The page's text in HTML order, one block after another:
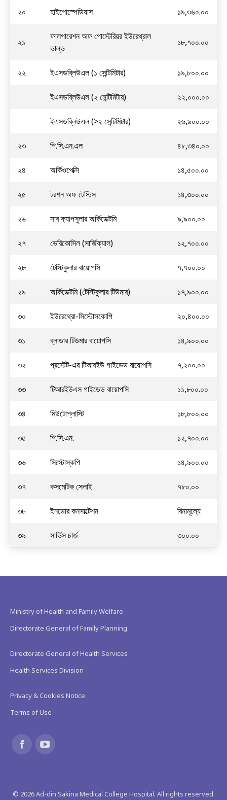
২০ হাইপোস্পেডিয়াস ১৯,৩৬০.০০
২১
ফালগারেশন অফ পোস্টেরিয়র ইউরেথ্রাল
ভাল্ভ
১৮,৭০০.০০
২২ ইএসডব্লিউএল (১ সেন্টিমিটার) ১৯,৮০০.০০
ইএসডব্লিউএল (২ সেন্টিমিটার) ২২,০০০.০০
ইএসডব্লিউএল (>২ সেন্টিমিটার) ২৬,৯০০.০০
২৩ পি.সি.এন.এল ৪৮,৩৪০.০০
২৪ অর্কিওপেক্সি ১৪,৫০০.০০
২৫ টরশন অফ টেস্টিস ১৪,৩০০.০০
২৬ সাব ক্যাপসুলার অর্কিডেক্টমি ৯,৯০০.০০
২৭ ভেরিকোসিল (সার্জিক্যাল) ১২,৭০০.০০
২৮ টেস্টিকুলার বায়োপসি ৭,৭০০.০০
২৯ অর্কিডেক্টমি (টেস্টিকুলার টিউমার) ১৭,৯০০.০০
৩০ ইউরেথ্রো-সিস্টোসকোপি ২০,৪০০.০০
৩১ ব্লাডার টিউমার বায়োপসি ১৪,৯০০.০০
৩২ প্রস্টেট-এর টিআরইউ গাইডেড বায়োপসি ৭,২০০.০০
৩৩ টিআরইউএস গাইডেড বায়োপসি ১১,৮০০.০০
৩৪ মিউটোপ্লাস্টি ১৮,৮০০.০০
৩৫ পি.সি.এন. ১২,৭০০.০০
৩৬ সিস্টোস্কপি ১৪,৯০০.০০
৩৭ কসমেটিক সেলাই ৭৮০.০০
৩৮ ইনডোর কনসাল্টেশন বিনামূল্যে
৩৯ সার্ভিস চার্জ ৩০০.০০
Ministry of Health and Family Welfare
Directorate General of Family Planning
Directorate General of Health Services
Health Services Division
Privacy & Cookies Notice
Terms of Use
opens opens
© 2026Ad-din Sakina Medical College Hospital. All rights reserved.